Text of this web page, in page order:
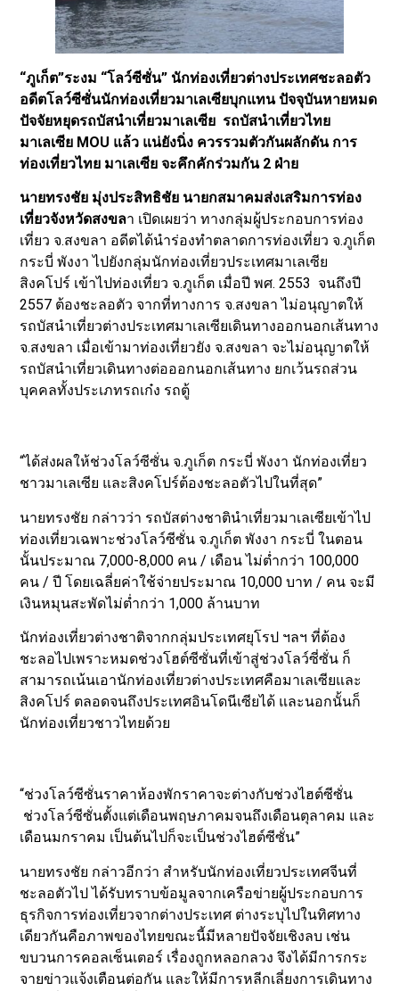
“ภูเก็ต”ระงม “โลว์ซีซั่น” นักท่องเที่ยวต่างประเทศชะลอตัว
อดีตโลว์ซีซั่นนักท่องเที่ยวมาเลเซียบุกแทน ปัจจุบันหายหมด
ปัจจัยหยุดรถบัสนำเที่ยวมาเลเซีย รถบัสนำเที่ยวไทย
มาเลเซีย MOU แล้ว แน่ยังนิ่ง ควรรวมตัวกันผลักดัน การ
ท่องเที่ยวไทย มาเลเซีย จะคึกคักร่วมกัน 2 ฝ่าย
นายทรงชัย มุ่งประสิทธิชัย นายกสมาคมส่งเสริมการท่อง
เที่ยวจังหวัดสงขลา เปิดเผยว่า ทางกลุ่มผู้ประกอบการท่อง
เที่ยว จ.สงขลา อดีตได้นำร่องทำตลาดการท่องเที่ยว จ.ภูเก็ต
กระบี่ พังงา ไปยังกลุ่มนักท่องเที่ยวประเทศมาเลเซีย
สิงคโปร์ เข้าไปท่องเที่ยว จ.ภูเก็ต เมื่อปี พศ. 2553 จนถึงปี
2557 ต้องชะลอตัว จากที่ทางการ จ.สงขลา ไม่อนุญาตให้
รถบัสนำเที่ยวต่างประเทศมาเลเซียเดินทางออกนอกเส้นทาง
จ.สงขลา เมื่อเข้ามาท่องเที่ยวยัง จ.สงขลา จะไม่อนุญาตให้
รถบัสนำเที่ยวเดินทางต่อออกนอกเส้นทาง ยกเว้นรถส่วน
บุคคลทั้งประเภทรถเก๋ง รถตู้
“ได้ส่งผลให้ช่วงโลว์ซีซั่น จ.ภูเก็ต กระบี่ พังงา นักท่องเที่ยว
ชาวมาเลเซีย และสิงคโปร์ต้องชะลอตัวไปในที่สุด”
นายทรงชัย กล่าวว่า รถบัสต่างชาตินำเที่ยวมาเลเซียเข้าไป
ท่องเที่ยวเฉพาะช่วงโลว์ซีซั่น จ.ภูเก็ต พังงา กระบี่ ในตอน
นั้นประมาณ 7,000-8,000 คน / เดือน ไม่ต่ำกว่า 100,000
คน / ปี โดยเฉลี่ยค่าใช้จ่ายประมาณ 10,000 บาท / คน จะมี
เงินหมุนสะพัดไม่ต่ำกว่า 1,000 ล้านบาท
นักท่องเที่ยวต่างชาติจากกลุ่มประเทศยุโรป ฯลฯ ที่ต้อง
ชะลอไปเพราะหมดช่วงโฮต์ซีซั่นที่เข้าสู่ช่วงโลว์ซี่ซั่น ก็
สามารถเน้นเอานักท่องเที่ยวต่างประเทศคือมาเลเซียและ
สิงคโปร์ ตลอดจนถึงประเทศอินโดนีเซียได้ และนอกนั้นก็
นักท่องเที่ยวชาวไทยด้วย
“ช่วงโลว์ซีซั่นราคาห้องพักราคาจะต่างกับช่วงไฮต์ซีซั่น
ช่วงโลว์ซีซั่นตั้งแต่เดือนพฤษภาคมจนถึงเดือนตุลาคม และ
เดือนมกราคม เป็นต้นไปก็จะเป็นช่วงไฮต์ซีซั่น”
นายทรงชัย กล่าวอีกว่า สำหรับนักท่องเที่ยวประเทศจีนที่
ชะลอตัวไป ได้รับทราบข้อมูลจากเครือข่ายผู้ประกอบการ
ธุรกิจการท่องเที่ยวจากต่างประเทศ ต่างระบุไปในทิศทาง
เดียวกันคือภาพของไทยขณะนี้มีหลายปัจจัยเชิงลบ เช่น
ขบวนการคอลเซ็นเตอร์ เรื่องถูกหลอกลวง จึงได้มีการกระ
จายข่าวแจ้งเตือนต่อกัน และให้มีการหลีกเลี่ยงการเดินทาง